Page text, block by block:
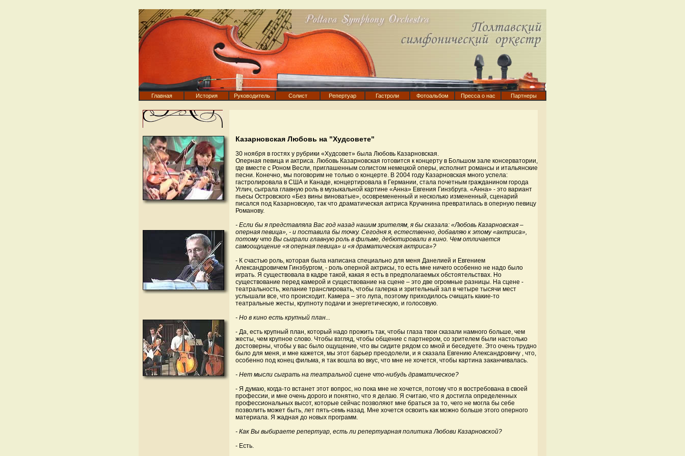
Главная История Руководитель Солист Репертуар Гастроли Фотоальбом Пресса о нас Партнеры
Казарновская Любовь на "Худсовете"
30 ноября в гостях у рубрики «Худсовет» была Любовь Казарновская.
Оперная певица и актриса. Любовь Казарновская готовится к концерту в Большом зале консерватории,
где вместе с Роном Весли, приглашенным солистом немецкой оперы, исполнит романсы и итальянские
песни. Конечно, мы поговорим не только о концерте. В 2004 году Казарновская много успела:
гастролировала в США и Канаде, концертировала в Германии, стала почетным гражданином города
Углич, сыграла главную роль в музыкальной картине «Анна» Евгения Гинзбруга. «Анна» - это вариант
пьесы Островского «Без вины виноватые», осовремененный и несколько измененный, сценарий
писался под Казарновскую, так что драматическая актриса Кручинина превратилась в оперную певицу
Романову.
- Если бы я представляла Вас год назад нашим зрителям, я бы сказала: «Любовь Казарновская –
оперная певица», - и поставила бы точку. Сегодня я, естественно, добавляю к этому «актриса»,
потому что Вы сыграли главную роль в фильме, дебютировали в кино. Чем отличается
самоощущение «я оперная певица» и «я драматическая актриса»?
- К счастью роль, которая была написана специально для меня Данелией и Евгением
Александровичем Гинзбургом, - роль оперной актрисы, то есть мне ничего особенно не надо было
играть. Я существовала в кадре такой, какая я есть в предполагаемых обстоятельствах. Но
существование перед камерой и существование на сцене – это две огромные разницы. На сцене -
театральность, желание транслировать, чтобы галерка и зрительный зал в четыре тысячи мест
услышали все, что происходит. Камера – это лупа, поэтому приходилось счищать какие-то
театральные жесты, крупноту подачи и энергетическую, и голосовую.
- Но в кино есть крупный план...
- Да, есть крупный план, который надо прожить так, чтобы глаза твои сказали намного больше, чем
жесты, чем крупное слово. Чтобы взгляд, чтобы общение с партнером, со зрителем были настолько
достоверны, чтобы у вас было ощущение, что вы сидите рядом со мной и беседуете. Это очень трудно
было для меня, и мне кажется, мы этот барьер преодолели, и я сказала Евгению Александровичу , что,
особенно под конец фильма, я так вошла во вкус, что мне не хочется, чтобы картина заканчивалась.
- Нет мысли сыграть на театральной сцене что-нибудь драматическое?
- Я думаю, когда-то встанет этот вопрос, но пока мне не хочется, потому что я востребована в своей
профессии, и мне очень дорого и понятно, что я делаю. Я считаю, что я достигла определенных
профессиональных высот, которые сейчас позволяют мне браться за то, чего не могла бы себе
позволить может быть, лет пять-семь назад. Мне хочется освоить как можно больше этого оперного
материала. Я жадная до новых программ.
- Как Вы выбираете репертуар, есть ли репертуарная политика Любови Казарновской?
- Есть.